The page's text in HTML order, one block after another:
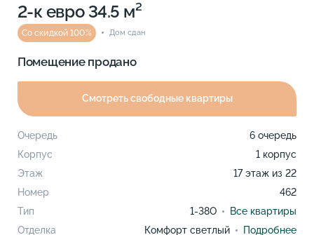
2-к eвро 34.5 м²
Со скидкой 100% Дом сдан
Помещение продано
Смотреть свободные квартиры
Очередь
6 очередь
Корпус
1 корпус
Этаж
17 этаж из 22
Номер
462
Тип
1-38O
Все квартиры
Отделка
Комфорт светлый Подробнее